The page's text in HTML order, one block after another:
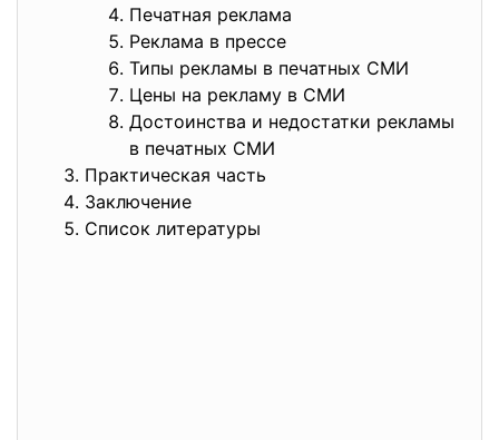
Печатная реклама
Реклама в прессе
Типы рекламы в печатных СМИ
Цены на рекламу в СМИ
Достоинства и недостатки рекламы
в печатных СМИ
Практическая часть
Заключение
Список литературы